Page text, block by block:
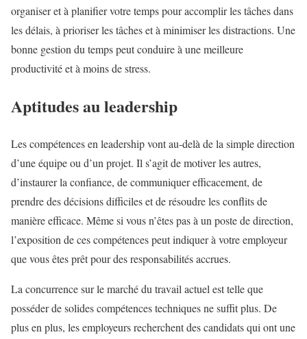
organiser et à planifier votre temps pour accomplir les tâches dans
les délais, à prioriser les tâches et à minimiser les distractions. Une
bonne gestion du temps peut conduire à une meilleure
productivité et à moins de stress.
Aptitudes au leadership
Les compétences en leadership vont au-delà de la simple direction
d’une équipe ou d’un projet. Il s’agit de motiver les autres,
d’instaurer la confiance, de communiquer efficacement, de
prendre des décisions difficiles et de résoudre les conflits de
manière efficace. Même si vous n’êtes pas à un poste de direction,
l’exposition de ces compétences peut indiquer à votre employeur
que vous êtes prêt pour des responsabilités accrues.
La concurrence sur le marché du travail actuel est telle que
posséder de solides compétences techniques ne suffit plus. De
plus en plus, les employeurs recherchent des candidats qui ont une